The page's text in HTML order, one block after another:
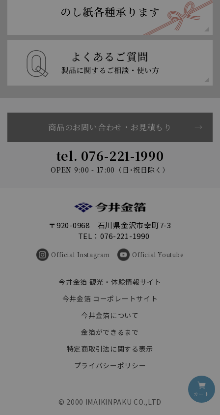
商品のお問い合わせ・お見積もり
tel. 076-221-1990
OPEN 9:00 - 17:00（日･祝日除く）
カート
〒920-0968 石川県金沢市幸町7-3
TEL：076-221-1990
Official Instagram Official Youtube
今井金箔 観光・体験情報サイト
今井金箔 コーポレートサイト
今井金箔について
金箔ができるまで
特定商取引法に関する表示
プライバシーポリシー
© 2000 IMAIKINPAKU CO.,LTD